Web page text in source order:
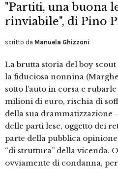
"Partiti, una buona
rinviabile", di Pino
scritto da Manuela Ghizzoni
La brutta storia del boy
la fiduciosa nonnina
sotto l’auto in corsa e
milioni di euro, rischia di
della sua drammatizzazione
delle parti lese, oggetto dei
parte della pubblica
“di struttura” della vicenda.
ovviamente di condanna,